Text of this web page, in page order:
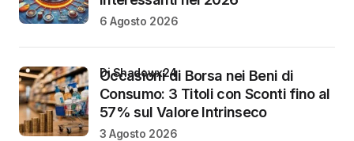
6 Agosto 2026
Occasioni di Borsa nei Beni di
Consumo: 3 Titoli con Sconti fino al
57% sul Valore Intrinseco
di Shadowx24
3 Agosto 2026